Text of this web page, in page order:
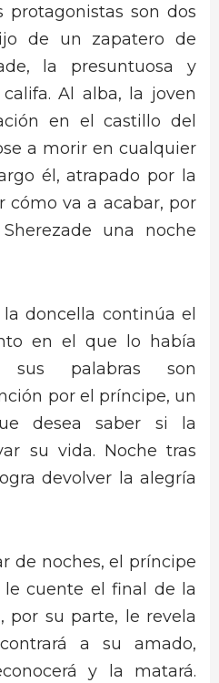
protagonistas son dos
de un zapatero de
la presuntuosa y
Al alba, la joven
en el castillo del
a morir en cualquier
él, atrapado por la
cómo va a acabar, por
una noche
doncella continúa el
en el que lo había
sus palabras son
por el príncipe, un
desea saber si la
su vida. Noche tras
devolver la alegría
de noches, el príncipe
cuente el final de la
por su parte, le revela
a su amado,
y la matará.